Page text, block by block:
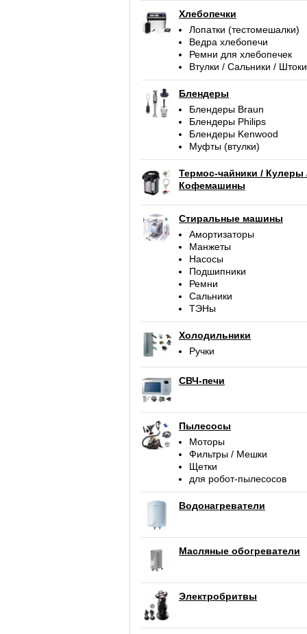
Хлебопечки
Лопатки (тестомешалки)
Ведра хлебопечи
Ремни для хлебопечек
Втулки / Сальники / Штоки
Блендеры
Блендеры Braun
Блендеры Philips
Блендеры Kenwood
Муфты (втулки)
Термос-чайники / Кулеры
Кофемашины
Стиральные машины
Амортизаторы
Манжеты
Насосы
Подшипники
Ремни
Сальники
ТЭНы
Холодильники
Ручки
СВЧ-печи
Пылесосы
Моторы
Фильтры / Мешки
Щетки
для робот-пылесосов
Водонагреватели
Масляные обогреватели
Электробритвы